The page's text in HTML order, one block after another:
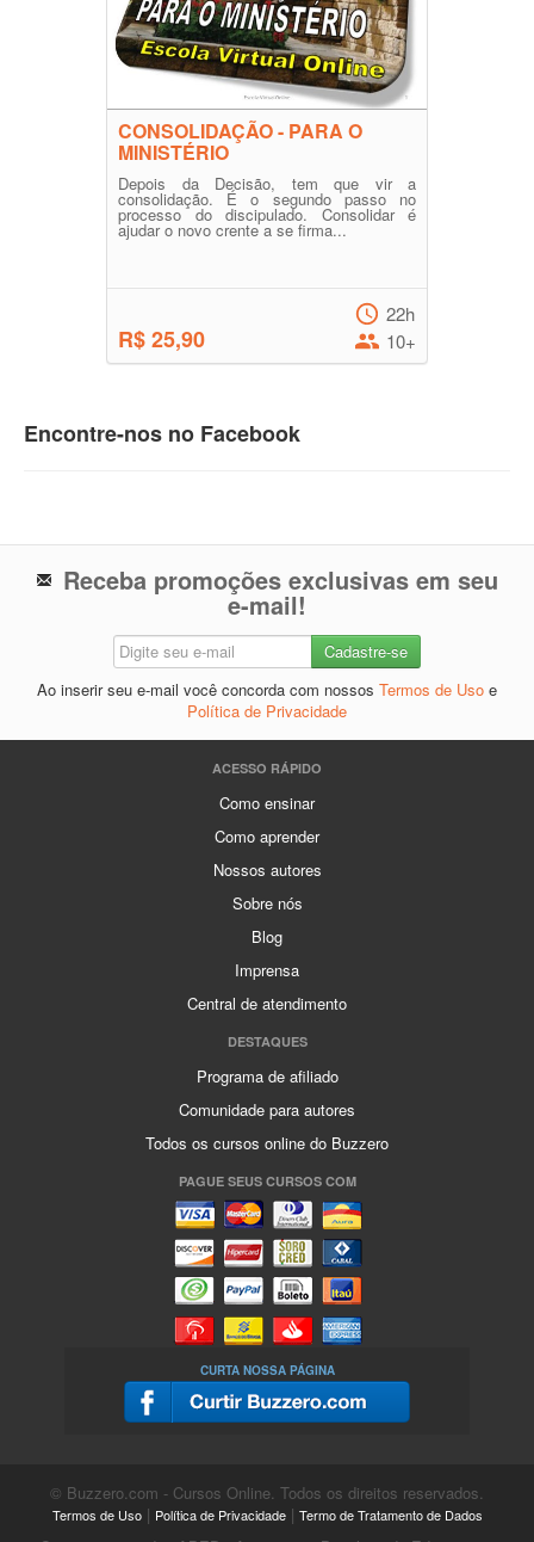
CONSOLIDAÇÃO - PARA O
MINISTÉRIO
Depois da Decisão, tem que vir a
consolidação. É o segundo passo no
processo do discipulado. Consolidar é
ajudar o novo crente a se firma...
R$ 25,90
22h
10+
Encontre-nos no Facebook
Receba promoções exclusivas em seu
e-mail!
Ao inserir seu e-mail você concorda com nossos Termos de Uso e
Política de Privacidade
ACESSO RÁPIDO
Como ensinar
Como aprender
Nossos autores
Sobre nós
Blog
Imprensa
Central de atendimento
DESTAQUES
Programa de afiliado
Comunidade para autores
Todos os cursos online do Buzzero
PAGUE SEUS CURSOS COM
CURTA NOSSA PÁGINA
© Buzzero.com - Cursos Online. Todos os direitos reservados.
Termos de Uso| Política de Privacidade| Termo de Tratamento de Dados